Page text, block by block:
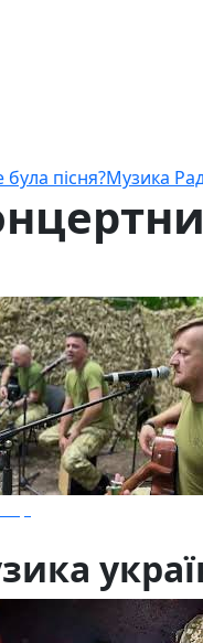
була пісня?Музика